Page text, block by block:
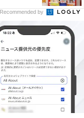
Recommended by